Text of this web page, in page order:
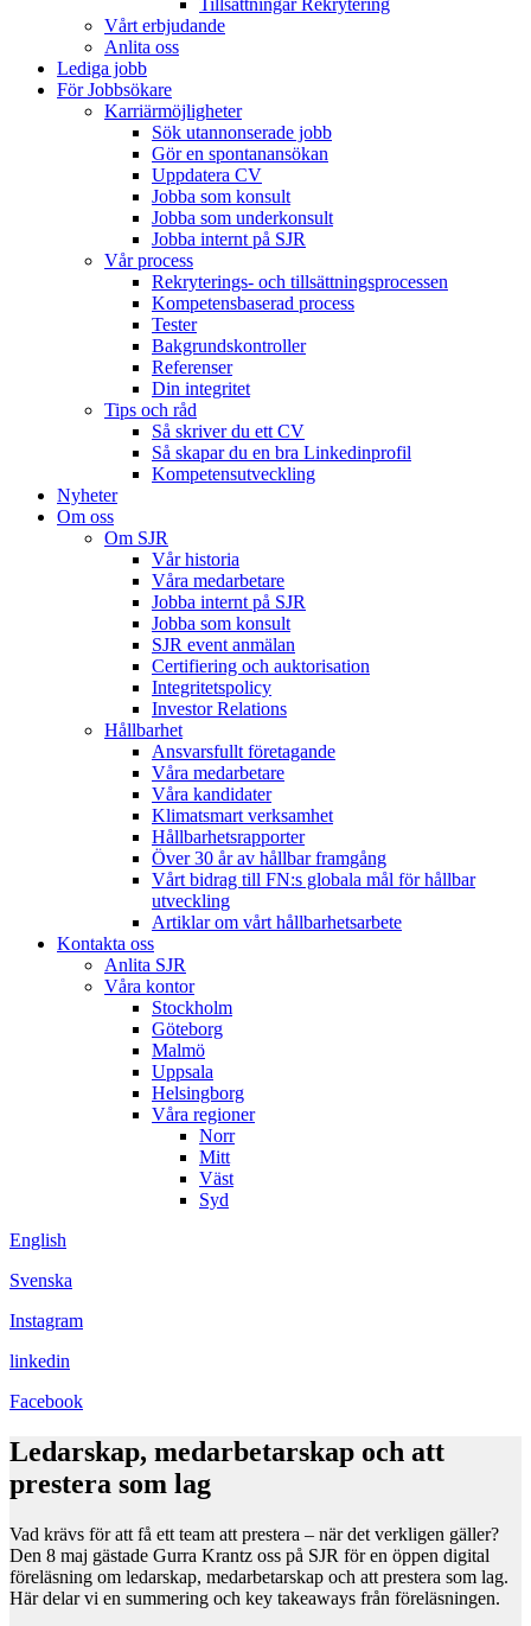
Tillsättningar Rekrytering
Vårt erbjudande
Anlita oss
Lediga jobb
För Jobbsökare
Karriärmöjligheter
Sök utannonserade jobb
Gör en spontanansökan
Uppdatera CV
Jobba som konsult
Jobba som underkonsult
Jobba internt på SJR
Vår process
Rekryterings- och tillsättningsprocessen
Kompetensbaserad process
Tester
Bakgrundskontroller
Referenser
Din integritet
Tips och råd
Så skriver du ett CV
Så skapar du en bra Linkedinprofil
Kompetensutveckling
Nyheter
Om oss
Om SJR
Vår historia
Våra medarbetare
Jobba internt på SJR
Jobba som konsult
SJR event anmälan
Certifiering och auktorisation
Integritetspolicy
Investor Relations
Hållbarhet
Ansvarsfullt företagande
Våra medarbetare
Våra kandidater
Klimatsmart verksamhet
Hållbarhetsrapporter
Över 30 år av hållbar framgång
Vårt bidrag till FN:s globala mål för hållbar
utveckling
Artiklar om vårt hållbarhetsarbete
Kontakta oss
Anlita SJR
Våra kontor
Stockholm
Göteborg
Malmö
Uppsala
Helsingborg
Våra regioner
Norr
Mitt
Väst
Syd
English
Svenska
Instagram
linkedin
Facebook
Ledarskap, medarbetarskap och att
prestera som lag
Vad krävs för att få ett team att prestera – när det verkligen gäller?
Den 8 maj gästade Gurra Krantz oss på SJR för en öppen digital
föreläsning om ledarskap, medarbetarskap och att prestera som lag.
Här delar vi en summering och key takeaways från föreläsningen.